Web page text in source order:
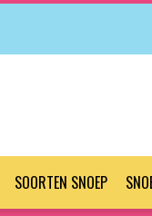
SOORTEN SNOEP